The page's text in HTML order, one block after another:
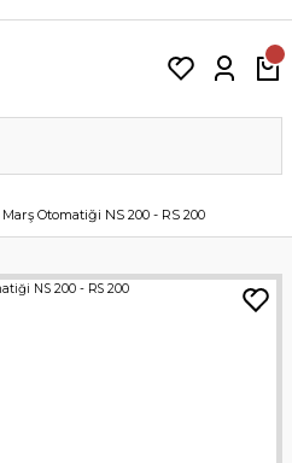
Marş Otomatiği NS 200 - RS 200